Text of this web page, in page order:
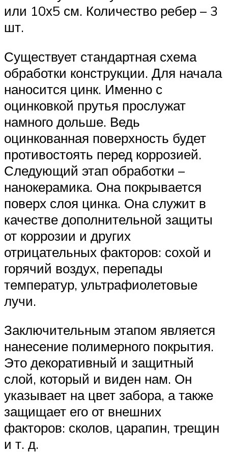
или 10х5 см. Количество ребер – 3
шт.
Существует стандартная схема
обработки конструкции. Для начала
наносится цинк. Именно с
оцинковкой прутья прослужат
намного дольше. Ведь
оцинкованная поверхность будет
противостоять перед коррозией.
Следующий этап обработки –
нанокерамика. Она покрывается
поверх слоя цинка. Она служит в
качестве дополнительной защиты
от коррозии и других
отрицательных факторов: сохой и
горячий воздух, перепады
температур, ультрафиолетовые
лучи.
Заключительным этапом является
нанесение полимерного покрытия.
Это декоративный и защитный
слой, который и виден нам. Он
указывает на цвет забора, а также
защищает его от внешних
факторов: сколов, царапин, трещин
и т. д.